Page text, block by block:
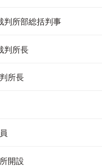
判所部総括判事
判所長
所長
開設